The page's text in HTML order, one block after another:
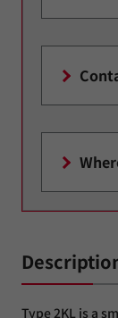
Type 2KL is a